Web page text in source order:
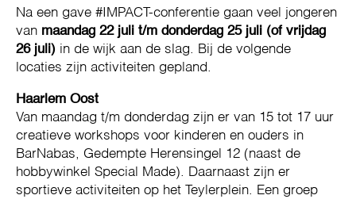
Na een gave #IMPACT-conferentie gaan veel jongeren
van maandag 22 juli t/m donderdag 25 juli (of vrijdag
26 juli) in de wijk aan de slag. Bij de volgende
locaties zijn activiteiten gepland.
Haarlem Oost
Van maandag t/m donderdag zijn er van 15 tot 17 uur
creatieve workshops voor kinderen en ouders in
BarNabas, Gedempte Herensingel 12 (naast de
hobbywinkel Special Made). Daarnaast zijn er
sportieve activiteiten op het Teylerplein. Een groep